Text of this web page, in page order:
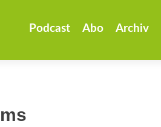
Podcast Abo Archiv